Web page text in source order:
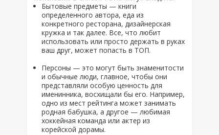
Бытовые предметы — книги
определенного автора, еда из
конкретного ресторана, дизайнерская
кружка и так далее. Все, что любит
использовать или просто держать в руках
ваш друг, может попасть в ТОП.
Персоны — это могут быть знаменитости
и обычные люди, главное, чтобы они
представляли особую ценность для
именинника, восхищали бы его. Например,
одно из мест рейтинга может занимать
родная бабушка, а другое — любимая
хоккейная команда или актер из
корейской дорамы.